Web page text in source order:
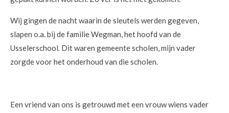
Wij gingen de nacht waarin de sleutels werden gegeven,
slapen o.a. bij de familie Wegman, het hoofd van de
Usselerschool. Dit waren gemeente scholen, mijn vader
zorgde voor het onderhoud van die scholen.
Een vriend van ons is getrouwd met een vrouw wiens vader